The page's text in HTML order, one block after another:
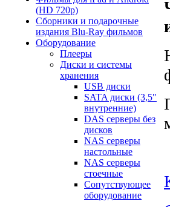
(HD 720p)
Сборники и подарочные
издания Blu-Ray фильмов
Оборудование
Плееры
Диски и системы
хранения
USB диски
SATA диски (3,5"
внутренние)
DAS серверы без
дисков
NAS серверы
настольные
NAS серверы
стоечные
Сопутствующее
оборудование